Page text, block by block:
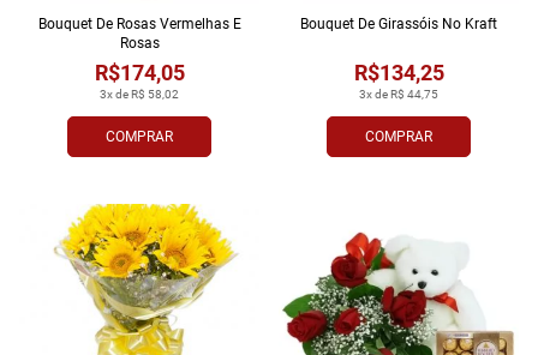
COMPRAR
3x de R$ 58,02
R$174,05
Bouquet De Rosas Vermelhas E
Rosas
COMPRAR
3x de R$ 44,75
R$134,25
Bouquet De Girassóis No Kraft